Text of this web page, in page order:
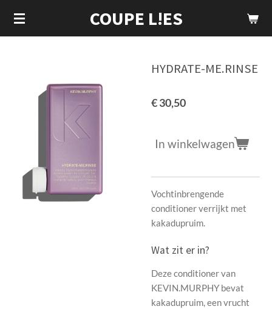
Ga
direct
COUPE L!ES
HYDRATE-ME.RINSE
€ 30,50
In winkelwagen
Vochtinbrengende
conditioner verrijkt met
kakadupruim.
Wat zit er in?
Deze conditioner van
KEVIN.MURPHY bevat
kakadupruim, een vrucht